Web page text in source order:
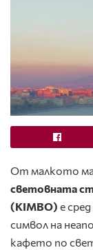
От малкото
световната
(KIMBO) е
символ на
кафето по